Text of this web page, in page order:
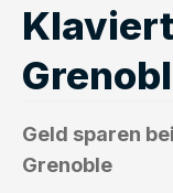
Geld sparen
Grenoble